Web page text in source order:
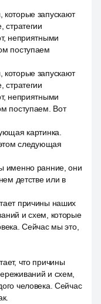
запускают
стратегии
неприятными
поступаем
запускают
стратегии
неприятными
поступаем. Вот
картинка.
следующая
именно ранние, они
детстве или в
причины наших
и схем, которые
Сейчас мы это,
что причины
и схем,
человека. Сейчас